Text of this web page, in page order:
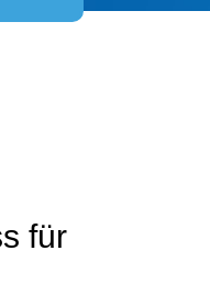
für